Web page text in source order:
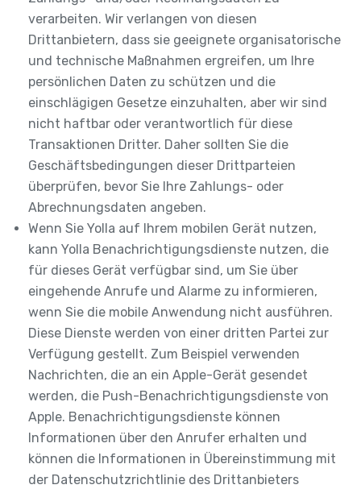
verarbeiten. Wir verlangen von diesen
Drittanbietern, dass sie geeignete organisatorische
und technische Maßnahmen ergreifen, um Ihre
persönlichen Daten zu schützen und die
einschlägigen Gesetze einzuhalten, aber wir sind
nicht haftbar oder verantwortlich für diese
Transaktionen Dritter. Daher sollten Sie die
Geschäftsbedingungen dieser Drittparteien
überprüfen, bevor Sie Ihre Zahlungs- oder
Abrechnungsdaten angeben.
Wenn Sie Yolla auf Ihrem mobilen Gerät nutzen,
kann Yolla Benachrichtigungsdienste nutzen, die
für dieses Gerät verfügbar sind, um Sie über
eingehende Anrufe und Alarme zu informieren,
wenn Sie die mobile Anwendung nicht ausführen.
Diese Dienste werden von einer dritten Partei zur
Verfügung gestellt. Zum Beispiel verwenden
Nachrichten, die an ein Apple-Gerät gesendet
werden, die Push-Benachrichtigungsdienste von
Apple. Benachrichtigungsdienste können
Informationen über den Anrufer erhalten und
können die Informationen in Übereinstimmung mit
der Datenschutzrichtlinie des Drittanbieters